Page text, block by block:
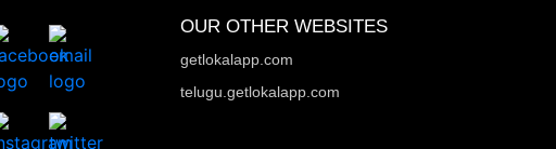
OUR OTHER WEBSITES
getlokalapp.com
telugu.getlokalapp.com